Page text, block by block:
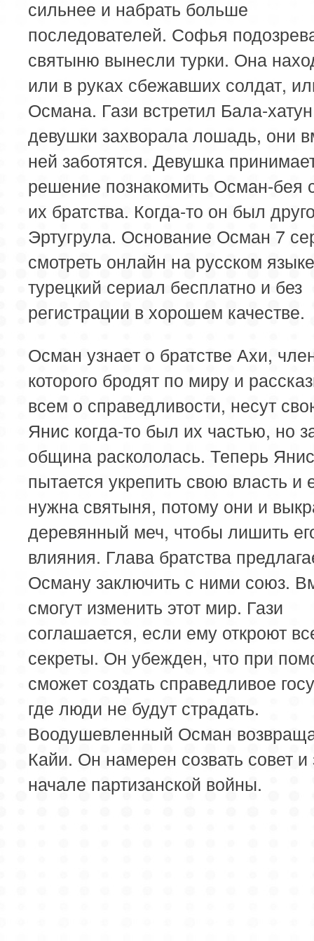
сильнее и набрать больше
последователей. Софья
святыню вынесли турки. Она
или в руках сбежавших солдат,
Османа. Гази встретил Бала-
девушки захворала лошадь, они
ней заботятся. Девушка
решение познакомить Осман-бея
их братства. Когда-то он был
Эртугрула. Основание Осман 7
смотреть онлайн на русском языке
турецкий сериал бесплатно и без
регистрации в хорошем качестве.
Осман узнает о братстве Ахи,
которого бродят по миру и
всем о справедливости, несут
Янис когда-то был их частью, но
община раскололась. Теперь Янис
пытается укрепить свою власть и
нужна святыня, потому они и
деревянный меч, чтобы лишить
влияния. Глава братства
Осману заключить с ними союз.
смогут изменить этот мир. Гази
соглашается, если ему откроют
секреты. Он убежден, что при
сможет создать справедливое
где люди не будут страдать.
Воодушевленный Осман
Кайи. Он намерен созвать совет и
начале партизанской войны.